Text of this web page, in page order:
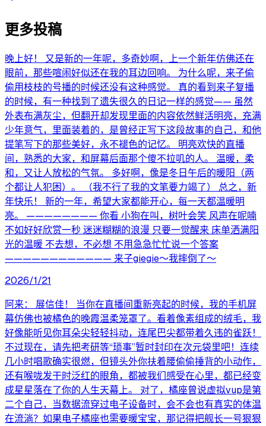
更多投稿
晚上好！ 又是新的一年呢，多奇妙啊，上一个新年仿佛还在
眼前，那些喧闹好似还在我的耳边回响。 为什么呢，来子偷
偷用枝枝的号播的时候还没有这种感觉。 真的看到来子复播
的时候，有一种找到了遗失很久的日记一样的感觉—— 虽然
外表布满灰尘，但翻开却发现里面的内容依然鲜活明亮，充满
少年意气，里面装着的，是曾经正写下这段故事的自己，和他
提笔写下的那些美好，永不褪色的记忆。 明亮欢快的直播
间，熟悉的大家，和屏幕后面那个傻不拉叽的人。 温暖，柔
和，又让人放松的气氛。 多好啊，像是冬日午后的暖阳（两
个都让人犯困）。 （我不行了我的文笔要力竭了） 总之，新
年快乐！ 新的一年，希望大家都能开心，每一天都温暖明
亮。 ———————— 你看 小狗在叫，树叶会笑 风声在呢喃
不如好好欣赏一秒 迷迷糊糊的浪漫 只要一觉醒来 床单洒满阳
光的温暖 不去想，不必想 不用急急忙忙说一个答案
———————————— 来子giegie～我摔倒了～
2026/1/21
阿来： 展信佳！ 当你在直播间重新亮起的时候，我的手机屏
幕仿佛也被橘色的晚霞温柔笼罩了。看着像素组成的绒毛，我
好像能听见你耳朵尖轻轻抖动，连尾巴尖都带着久违的雀跃！
不过现在，请先把考研等“琐事”暂时封印在次元袋里吧！连续
几小时唱歌确实很燃，但镜头外你扶着腰偷偷捶背的小动作，
还有喉咙发干时泛红的眼角，都被我们感受在心里，都已经变
成星星落在了你的人生天幕上。 对了，橘座曾说虚拟vup是第
二个自己，当数据流穿过电子设备时，会不会也有真实的体温
在流淌？如果电子橘座也需要暖宝宝，那记得把舰长一号狠狠